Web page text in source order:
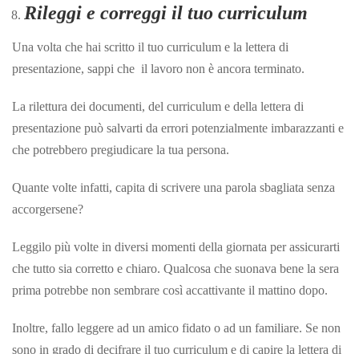
Rileggi e correggi il tuo curriculum
Una volta che hai scritto il tuo curriculum e la lettera di
presentazione, sappi che il lavoro non è ancora terminato.
La rilettura dei documenti, del curriculum e della lettera di
presentazione può salvarti da errori potenzialmente imbarazzanti e
che potrebbero pregiudicare la tua persona.
Quante volte infatti, capita di scrivere una parola sbagliata senza
accorgersene?
Leggilo più volte in diversi momenti della giornata per assicurarti
che tutto sia corretto e chiaro. Qualcosa che suonava bene la sera
prima potrebbe non sembrare così accattivante il mattino dopo.
Inoltre, fallo leggere ad un amico fidato o ad un familiare. Se non
sono in grado di decifrare il tuo curriculum e di capire la lettera di